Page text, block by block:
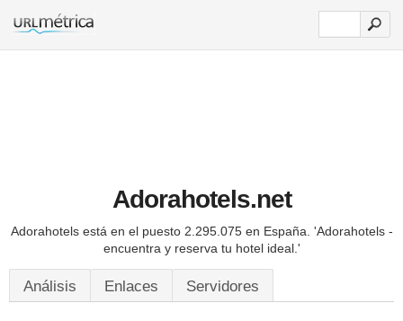
Adorahotels.net
Adorahotels está en el puesto 2.295.075 en España. 'Adorahotels -
encuentra y reserva tu hotel ideal.'
Análisis Enlaces Servidores